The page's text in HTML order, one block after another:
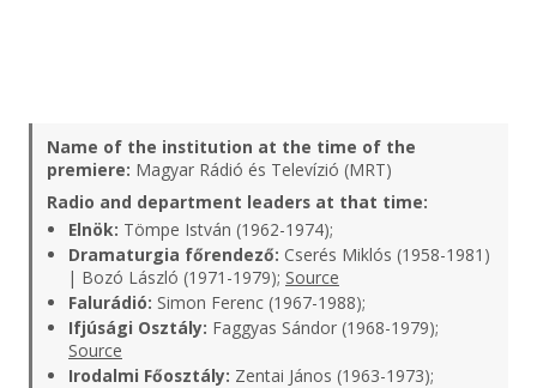
Name of the institution at the time of the
premiere: Magyar Rádió és Televízió (MRT)
Radio and department leaders at that time:
Elnök: Tömpe István (1962-1974);
Dramaturgia főrendező: Cserés Miklós (1958-1981)
| Bozó László (1971-1979); Source
Falurádió: Simon Ferenc (1967-1988);
Ifjúsági Osztály: Faggyas Sándor (1968-1979);
Source
Irodalmi Főosztály: Zentai János (1963-1973);